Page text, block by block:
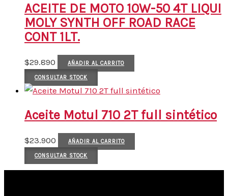
ACEITE DE MOTO 10W-50 4T LIQUI
MOLY SYNTH OFF ROAD RACE
CONT 1LT.
$29.890 AÑADIR AL CARRITO
CONSULTAR STOCK
Aceite Motul 710 2T full sintético
$23.900 AÑADIR AL CARRITO
CONSULTAR STOCK